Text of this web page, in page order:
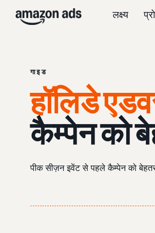
लक्ष्य
गाइड
हॉलिडे
कैम्पेन को
पीक सीज़न इवेंट से पहले कैम्पेन को बेहतर